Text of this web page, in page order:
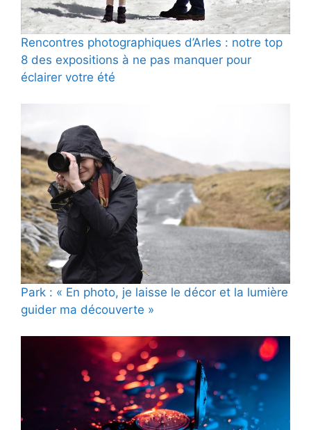
Rencontres photographiques d’Arles : notre top
8 des expositions à ne pas manquer pour
éclairer votre été
Park : « En photo, je laisse le décor et la lumière
guider ma découverte »